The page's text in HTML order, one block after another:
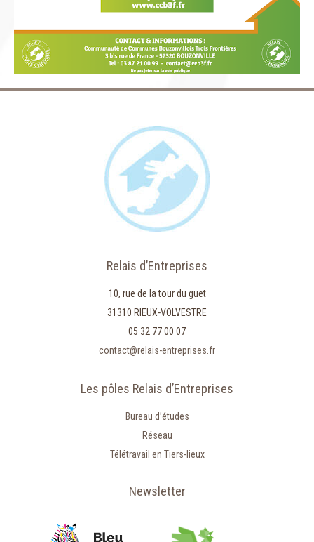
Relais d’Entreprises
10, rue de la tour du guet
31310 RIEUX-VOLVESTRE
05 32 77 00 07
contact@relais-entreprises.fr
Les pôles Relais d’Entreprises
Bureau d’études
Réseau
Télétravail en Tiers-lieux
Newsletter